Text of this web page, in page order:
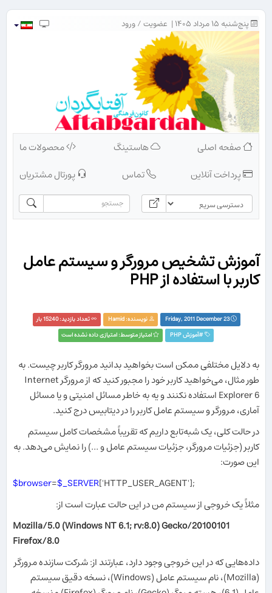
پنج‌شنبه ۱۵ مرداد ۱۴۰۵ | عضویت/ورود
صفحه اصلی هاستینگ
محصولات ما
پرداخت آنلاین
تماس پورتال مشتریان
آموزش تشخیص مرورگر و سیستم عامل
کاربر با استفاده از PHP
Friday, 2011 December 23 نویسنده:Hamid
تعداد بازدید: 15240 بار
#آموزش PHP‏ امتیاز متوسط: امتیازی داده نشده است
به دلایل مختلفی ممکن است بخواهید بدانید مرورگر کاربر چیست. به
طور مثال، می‌خواهید کاربر خود را مجبور کنید که از مرورگر Internet
Explorer 6 استفاده نکنند و یه به خاطر مسائل امنیتی و یا مسائل
آماری، مرورگر و سیستم عامل کاربر را در دیتابیس درج کنید.
در حالت کلی، یک شبه‌تابع داریم که تقریباً مشخصات کامل سیستم
کاربر (جزئیات مرورگر، جزئیات سیستم عامل و ...) را نمایش می‌دهد. به
این صورت:
$browser=$_SERVER['HTTP_USER_AGENT'];
مثلاً یک خروجی از سیستم من در این حالت عبارت است از:
Mozilla/5.0 (Windows NT 6.1; rv:8.0) Gecko/20100101
Firefox/8.0
داده‌هایی که در این خروجی وجود دارد، عبارتند از: شرکت سازنده مرورگر
(Mozilla)، نام سیستم عامل (Windows)، نسخه دقیق سیستم